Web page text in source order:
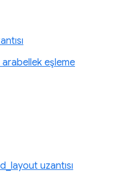
eşleme
uzantısı